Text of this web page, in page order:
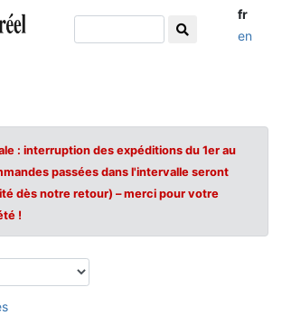
fr
en
: interruption des expéditions du 1er au
passées dans l'intervalle seront
dès notre retour) – merci pour votre
!